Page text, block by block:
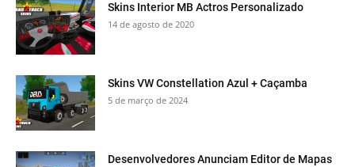
Skins Interior MB Actros Personalizado
14 de agosto de 2020
Skins VW Constellation Azul + Caçamba
5 de março de 2024
Desenvolvedores Anunciam Editor de Mapas